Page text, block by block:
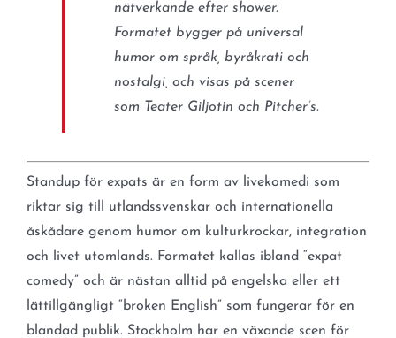
nätverkande efter shower.
Formatet bygger på universal
humor om språk, byråkrati och
nostalgi, och visas på scener
som Teater Giljotin och Pitcher’s.
Standup för expats är en form av livekomedi som
riktar sig till utlandssvenskar och internationella
åskådare genom humor om kulturkrockar, integration
och livet utomlands. Formatet kallas ibland “expat
comedy” och är nästan alltid på engelska eller ett
lättillgängligt “broken English” som fungerar för en
blandad publik. Stockholm har en växande scen för